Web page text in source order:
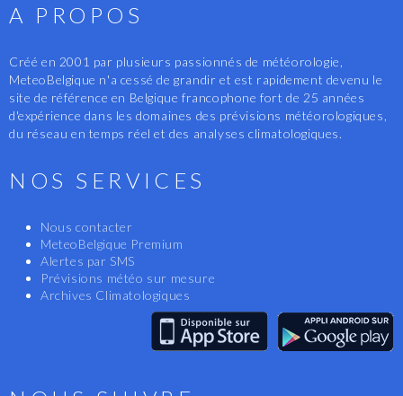
A PROPOS
Créé en 2001 par plusieurs passionnés de météorologie,
MeteoBelgique n'a cessé de grandir et est rapidement devenu le
site de référence en Belgique francophone fort de 25 années
d'expérience dans les domaines des prévisions météorologiques,
du réseau en temps réel et des analyses climatologiques.
NOS SERVICES
Nous contacter
MeteoBelgique Premium
Alertes par SMS
Prévisions météo sur mesure
Archives Climatologiques